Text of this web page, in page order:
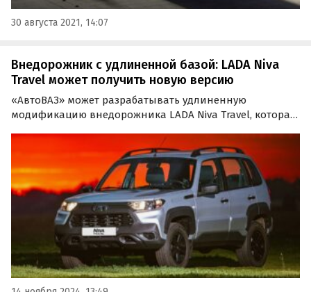
30 августа 2021, 14:07
Внедорожник с удлиненной базой: LADA Niva
Travel может получить новую версию
«АвтоВАЗ» может разрабатывать удлиненную
модификацию внедорожника LADA Niva Travel, которая
производства в 2021 году классической пятидверной